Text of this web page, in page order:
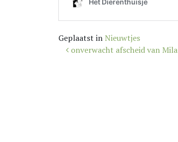
Geplaatst in Nieuwtjes
Bericht
onverwacht afscheid van Mila